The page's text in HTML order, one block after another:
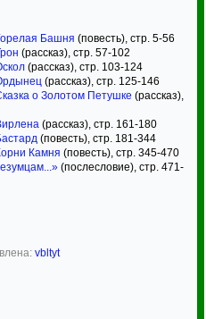
Башня (повесть), стр. 5-56
(рассказ), стр. 57-102
(рассказ), стр. 103-124
(рассказ), стр. 125-146
о Золотом Петушке (рассказ),
(рассказ), стр. 161-180
(повесть), стр. 181-344
Камня (повесть), стр. 345-470
(послесловие), стр. 471-
vbltyt